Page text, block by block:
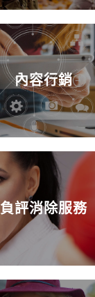
內容行銷
負評消除服務